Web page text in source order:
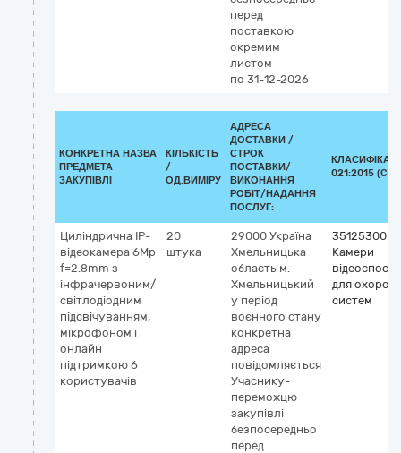
перед
поставкою
окремим
листом
по 31-12-2026
КОНКРЕТНА НАЗВА
ПРЕДМЕТА
ЗАКУПІВЛІ
КІЛЬКІСТЬ
/
ОД.ВИМІРУ
АДРЕСА
ДОСТАВКИ /
СТРОК
ПОСТАВКИ/
ВИКОНАННЯ
РОБІТ/НАДАННЯ
ПОСЛУГ:
021:2015
Циліндрична IP-
відеокамера 6Mp
f=2.8mm з
інфрачервоним/
світлодіодним
підсвічуванням,
мікрофоном і
онлайн
підтримкою 6
користувачів
20
штука
29000 Україна
Хмельницька
область м.
Хмельницький
у період
воєнного стану
конкретна
адреса
повідомляється
Учаснику-
переможцю
закупівлі
безпосередньо
перед
35125300-2
Камери
для
систем